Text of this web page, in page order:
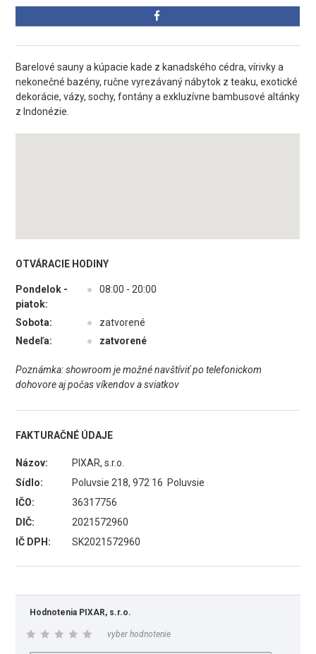
Barelové sauny a kúpacie kade z kanadského cédra, vírivky a
nekonečné bazény, ručne vyrezávaný nábytok z teaku, exotické
dekorácie, vázy, sochy, fontány a exkluzívne bambusové altánky
z Indonézie.
OTVÁRACIE HODINY
Pondelok -
piatok:
● 08:00 - 20:00
Sobota: ●
zatvorené
Nedeľa:
● zatvorené
Poznámka: showroom je možné navštíviť po telefonickom
dohovore aj počas víkendov a sviatkov
FAKTURAČNÉ ÚDAJE
Názov:
PIXAR, s.r.o.
Sídlo:
Poluvsie 218, 972 16 Poluvsie
IČO:
36317756
DIČ:
2021572960
IČ DPH:
SK2021572960
Hodnotenia PIXAR, s.r.o.
vyber hodnotenie